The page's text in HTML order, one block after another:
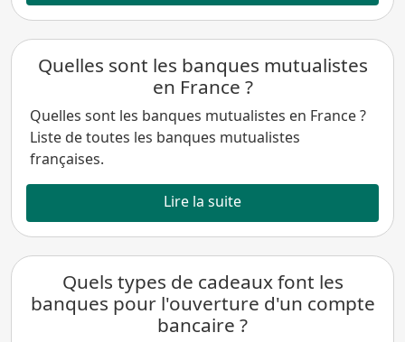
Quelles sont les banques mutualistes
en France ?
Quelles sont les banques mutualistes en France ?
Liste de toutes les banques mutualistes
françaises.
Lire la suite
Quels types de cadeaux font les
banques pour l'ouverture d'un compte
bancaire ?